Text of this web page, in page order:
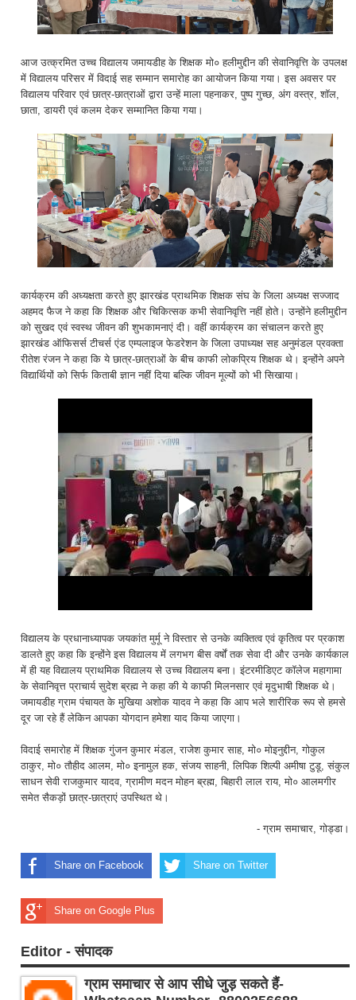
आज उत्क्रमित उच्च विद्यालय जमायडीह के शिक्षक मो० हलीमुद्दीन की सेवानिवृत्ति के उपलक्ष
में विद्यालय परिसर में विदाई सह सम्मान समारोह का आयोजन किया गया। इस अवसर पर
विद्यालय परिवार एवं छात्र-छात्राओं द्वारा उन्हें माला पहनाकर, पुष्प गुच्छ, अंग वस्त्र, शॉल,
छाता, डायरी एवं कलम देकर सम्मानित किया गया।
कार्यक्रम की अध्यक्षता करते हुए झारखंड प्राथमिक शिक्षक संघ के जिला अध्यक्ष सज्जाद
अहमद फैज ने कहा कि शिक्षक और चिकित्सक कभी सेवानिवृत्ति नहीं होते। उन्होंने हलीमुद्दीन
को सुखद एवं स्वस्थ जीवन की शुभकामनाएं दी। वहीं कार्यक्रम का संचालन करते हुए
झारखंड ऑफिसर्स टीचर्स एंड एम्पलाइज फेडरेशन के जिला उपाध्यक्ष सह अनुमंडल प्रवक्ता
रीतेश रंजन ने कहा कि ये छात्र-छात्राओं के बीच काफी लोकप्रिय शिक्षक थे। इन्होंने अपने
विद्यार्थियों को सिर्फ किताबी ज्ञान नहीं दिया बल्कि जीवन मूल्यों को भी सिखाया।
विद्यालय के प्रधानाध्यापक जयकांत मुर्मू ने विस्तार से उनके व्यक्तित्व एवं कृतित्व पर प्रकाश
डालते हुए कहा कि इन्होंने इस विद्यालय में लगभग बीस वर्षों तक सेवा दी और उनके कार्यकाल
में ही यह विद्यालय प्राथमिक विद्यालय से उच्च विद्यालय बना। इंटरमीडिएट कॉलेज महागामा
के सेवानिवृत्त प्राचार्य सुदेश ब्रह्म ने कहा की ये काफी मिलनसार एवं मृदुभाषी शिक्षक थे।
जमायडीह ग्राम पंचायत के मुखिया अशोक यादव ने कहा कि आप भले शारीरिक रूप से हमसे
दूर जा रहे हैं लेकिन आपका योगदान हमेशा याद किया जाएगा।
विदाई समारोह में शिक्षक गुंजन कुमार मंडल, राजेश कुमार साह, मो० मोइनुद्दीन, गोकुल
ठाकुर, मो० तौहीद आलम, मो० इनामुल हक, संजय साहनी, लिपिक शिल्पी अमीषा टुडू, संकुल
साधन सेवी राजकुमार यादव, ग्रामीण मदन मोहन ब्रह्म, बिहारी लाल राय, मो० आलमगीर
समेत सैकड़ों छात्र-छात्राएं उपस्थित थे।
- ग्राम समाचार, गोड्डा।
Share on Facebook Share on Twitter
Share on Google Plus
Editor - संपादक
ग्राम समाचार से आप सीधे जुड़ सकते हैं-